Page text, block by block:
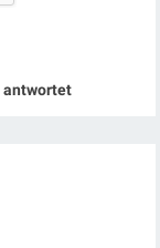
antwortet